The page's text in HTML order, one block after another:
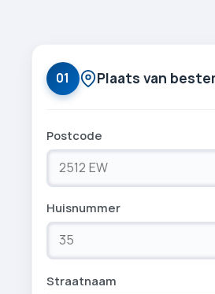
01 Plaats van
Postcode
Huisnummer
Straatnaam